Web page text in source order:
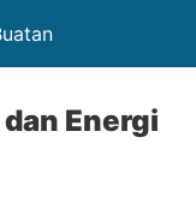
Energi